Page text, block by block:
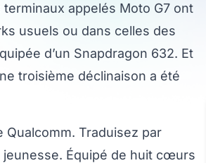
appelés Moto G7 ont
usuels ou dans celles des
d’un Snapdragon 632. Et
troisième déclinaison a été
Qualcomm. Traduisez par
jeunesse. Équipé de huit cœurs